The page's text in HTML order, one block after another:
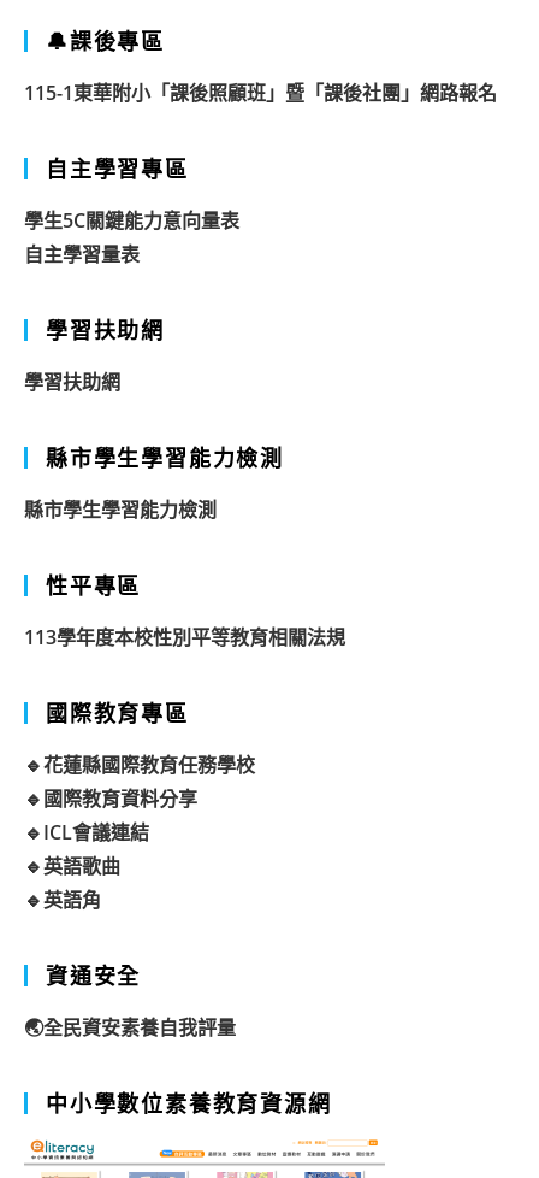
🔔課後專區
115-1東華附小「課後照顧班」暨「課後社團」網路報名
自主學習專區
學生5C關鍵能力意向量表
自主學習量表
學習扶助網
學習扶助網
縣市學生學習能力檢測
縣市學生學習能力檢測
性平專區
113學年度本校性別平等教育相關法規
國際教育專區
🔹花蓮縣國際教育任務學校
🔹國際教育資料分享
🔹ICL會議連結
🔹英語歌曲
🔹英語角
資通安全
🌏全民資安素養自我評量
中小學數位素養教育資源網